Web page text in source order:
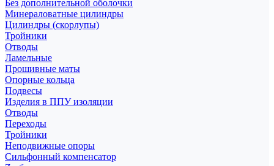
Без дополнительной оболочки
Минераловатные цилиндры
Цилиндры (скорлупы)
Тройники
Отводы
Ламельные
Прошивные маты
Опорные кольца
Подвесы
Изделия в ППУ изоляции
Отводы
Переходы
Тройники
Неподвижные опоры
Cильфонный компенсатор